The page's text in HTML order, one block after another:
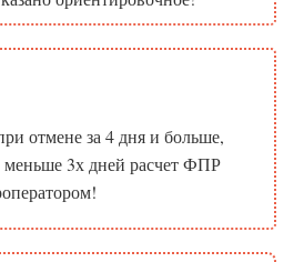
отмене за 4 дня и больше,
меньше 3х дней расчет ФПР